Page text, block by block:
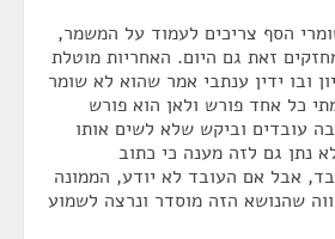
הסף צריכים לעמוד על המשמר,
זאת גם היום. האחריות מוטלת
ובו ידין ענתבי אמר שהוא לא שומר
כל אחד פורש ולאן הוא פורש
עובדים וביקש שלא לשים אותו
נתן גם לזה מענה כי כתוב
אבל אם העובד לא יודע, הממונה
שהנושא הזה מוסדר ונרצה לשמוע